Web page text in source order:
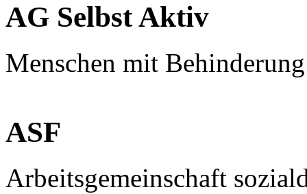
AG Selbst Aktiv
Menschen mit
ASF
Arbeitsgemeinschaft